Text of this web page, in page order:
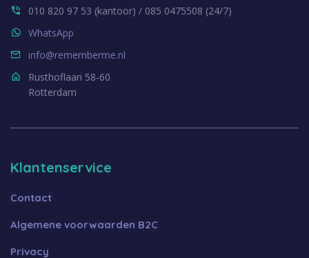
010 820 97 53 (kantoor) / 085 0475508 (24/7)
WhatsApp
info@rememberme.nl
Rusthoflaan 58-60
Rotterdam
Klantenservice
Contact
Algemene voorwaarden B2C
Privacy